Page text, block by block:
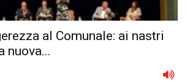
al Comunale: ai nastri
nuova...